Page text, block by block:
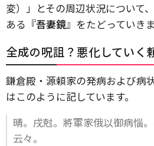
変）」とその周辺状況について
ある『吾妻鏡』をたどっていき
全成の呪詛？悪化していく
鎌倉殿・源頼家の発病および病
はこのように記しています。
晴。戌尅。將軍家俄以御病惱
云々。